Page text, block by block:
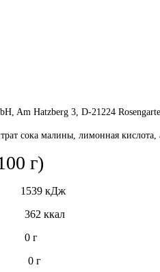
Am Hatzberg 3, D-21224
сока малины, лимонная
г)
кДж
ккал
г
0 г